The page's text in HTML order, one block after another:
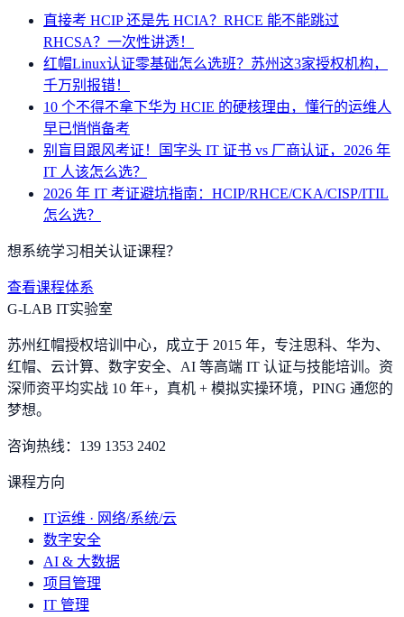
直接考 HCIP 还是先 HCIA？RHCE 能不能跳过
RHCSA？一次性讲透！
红帽Linux认证零基础怎么选班？苏州这3家授权机构，
千万别报错！
10 个不得不拿下华为 HCIE 的硬核理由，懂行的运维人
早已悄悄备考
别盲目跟风考证！国字头 IT 证书 vs 厂商认证，2026 年
IT 人该怎么选？
2026 年 IT 考证避坑指南：HCIP/RHCE/CKA/CISP/ITIL
怎么选？
想系统学习相关认证课程？
查看课程体系
G-LAB IT实验室
苏州红帽授权培训中心，成立于 2015 年，专注思科、华为、
红帽、云计算、数字安全、AI 等高端 IT 认证与技能培训。资
深师资平均实战 10 年+，真机 + 模拟实操环境， PING 通您的
梦想。
咨询热线： 139 1353 2402
课程方向
IT运维 · 网络/系统/云
数字安全
AI & 大数据
项目管理
IT 管理